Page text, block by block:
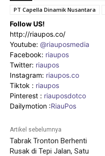
PT Capella Dinamik Nusantara
Follow US!
http://riaupos.co/
Youtube: @riauposmedia
Facebook: riaupos
Twitter: riaupos
Instagram: riaupos.co
Tiktok : riaupos
Pinterest : riauposdotco
Dailymotion :RiauPos
Artikel sebelumnya
Tabrak Tronton Berhenti
Rusak di Tepi Jalan, Satu